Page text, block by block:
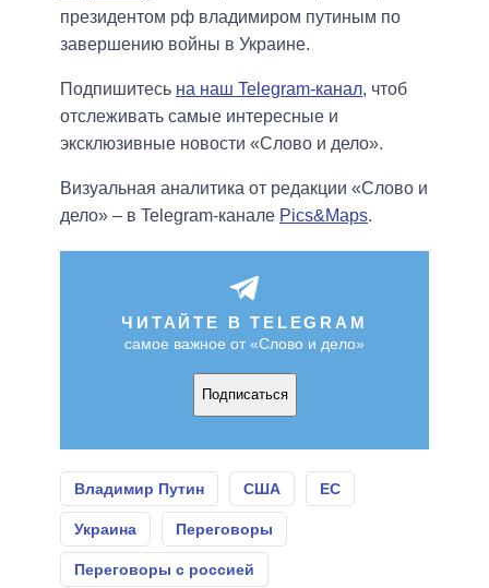
президентом рф владимиром путиным по
завершению войны в Украине.
Подпишитесь на наш Telegram-канал, чтоб
отслеживать самые интересные и
эксклюзивные новости «Слово и дело».
Визуальная аналитика от редакции «Слово и
дело» – в Telegram-канале Pics&Maps.
ЧИТАЙТЕ В TELEGRAM
самое важное от «Слово и дело»
Подписаться
Владимир Путин США ЕС
Украина Переговоры
Переговоры с россией